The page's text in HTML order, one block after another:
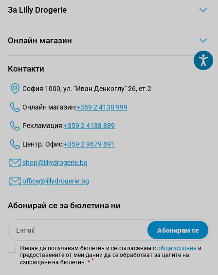
За Lilly Drogerie
Онлайн магазин
Контакти
София 1000, ул. "Иван Денкоглу" 26, ет.2
Онлайн магазин:+359 2 4138 999
Рекламация:+359 2 4138 889
Центр. Офис:+359 2 9879 891
shop@lillydrogerie.bg
office@lillydrogerie.bg
Абонирай се за бюлетина ни
Email
Абонирам се
Желая да получавам бюлетин и се съгласявам с общи условия и
предоставените от мен данни да се обработват за целите на
изпращане на бюлетин. *